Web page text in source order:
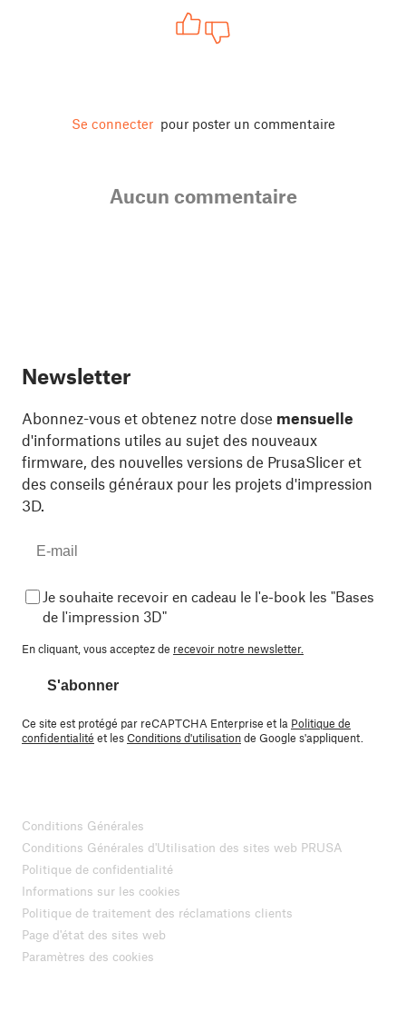
Se connecter pour poster un commentaire
Aucun commentaire
Newsletter
Abonnez-vous et obtenez notre dose mensuelle
d'informations utiles au sujet des nouveaux
firmware, des nouvelles versions de PrusaSlicer et
des conseils généraux pour les projets d'impression
3D.
Je souhaite recevoir en cadeau le l'e-book les "Bases
de l'impression 3D"
En cliquant, vous acceptez de recevoir notre newsletter.
S'abonner
Ce site est protégé par reCAPTCHA Enterprise et la Politique de
confidentialité et lesConditions d'utilisationde Google s'appliquent.
Conditions Générales
Conditions Générales d'Utilisation des sites web PRUSA
Politique de confidentialité
Informations sur les cookies
Politique de traitement des réclamations clients
Page d'état des sites web
Paramètres des cookies